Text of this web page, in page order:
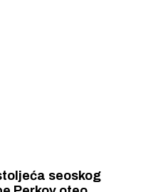
seoskog